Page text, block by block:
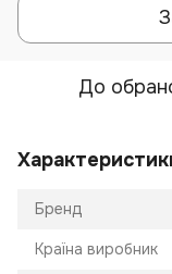
До
Бренд
Країна виробник